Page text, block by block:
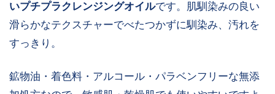
いプチプラクレンジングオイルです。肌馴染みの良い
滑らかなテクスチャーでべたつかずに馴染み、汚れを
すっきり。
鉱物油・着色料・アルコール・パラベンフリーな無添